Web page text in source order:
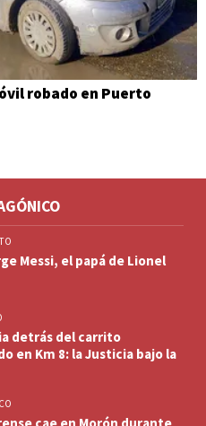
robado en Puerto
Messi, el papá de Lionel
detrás del carrito
en Km 8: la Justicia bajo la
cae en Morón durante